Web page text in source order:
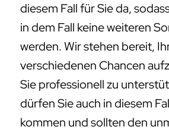
diesem Fall für Sie da,
in dem Fall keine weiteren
werden. Wir stehen bereit,
verschiedenen Chancen
Sie professionell zu
dürfen Sie auch in diesem
kommen und sollten den